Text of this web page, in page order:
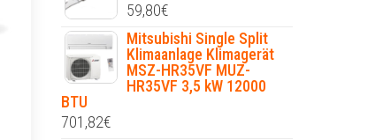
59,80€
Mitsubishi Single Split
Klimaanlage Klimagerät
MSZ-HR35VF MUZ-
HR35VF 3,5 kW 12000
BTU
701,82€